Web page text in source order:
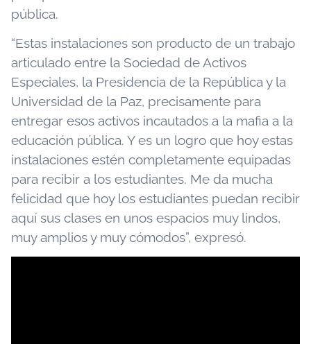
pública.
“Estas instalaciones son producto de un trabajo
articulado entre la Sociedad de Activos
Especiales, la Presidencia de la República y la
Universidad de la Paz, precisamente para
entregar esos activos incautados a la mafia a la
educación pública. Y es un logro que hoy estas
instalaciones estén completamente equipadas
para recibir a los estudiantes. Me da mucha
felicidad que hoy los estudiantes puedan recibir
aquí sus clases en unos espacios muy lindos,
muy amplios y muy cómodos”, expresó.